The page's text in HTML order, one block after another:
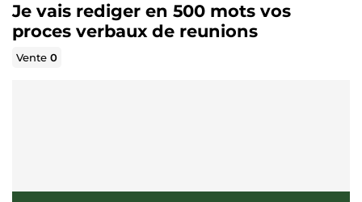
Je vais rediger en 500 mots vos
proces verbaux de reunions
Vente0